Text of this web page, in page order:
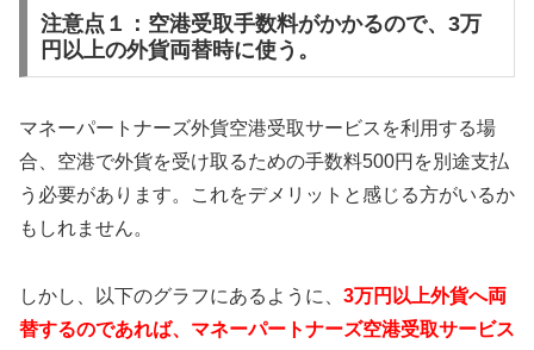
注意点１：空港受取手数料がかかるので、3万
円以上の外貨両替時に使う。
マネーパートナーズ外貨空港受取サービスを利用する場
合、空港で外貨を受け取るための手数料500円を別途支払
う必要があります。これをデメリットと感じる方がいるか
もしれません。
しかし、以下のグラフにあるように、 3万円以上外貨へ両
替するのであれば、マネーパートナーズ空港受取サービス